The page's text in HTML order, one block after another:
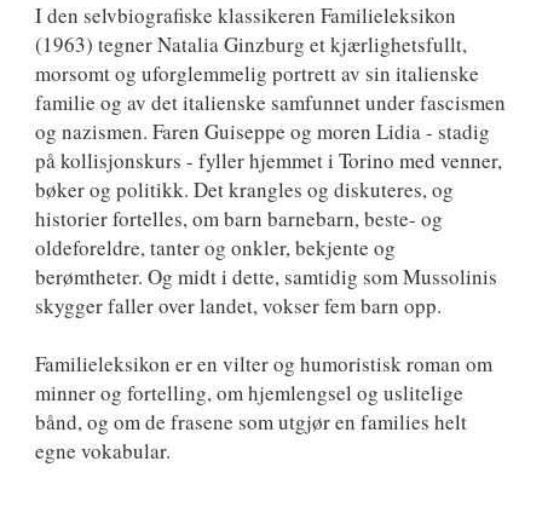
I den selvbiografiske klassikeren Familieleksikon
(1963) tegner Natalia Ginzburg et kjærlighetsfullt,
morsomt og uforglemmelig portrett av sin italienske
familie og av det italienske samfunnet under fascismen
og nazismen. Faren Guiseppe og moren Lidia - stadig
på kollisjonskurs - fyller hjemmet i Torino med venner,
bøker og politikk. Det krangles og diskuteres, og
historier fortelles, om barn barnebarn, beste- og
oldeforeldre, tanter og onkler, bekjente og
berømtheter. Og midt i dette, samtidig som Mussolinis
skygger faller over landet, vokser fem barn opp.
Familieleksikon er en vilter og humoristisk roman om
minner og fortelling, om hjemlengsel og uslitelige
bånd, og om de frasene som utgjør en families helt
egne vokabular.